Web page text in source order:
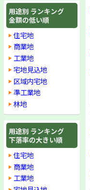
上川郡剣淵町
上川郡朝日町
上川郡風連町
上川郡下川町
中川郡美深町
中川郡音威子府村
中川郡中川町
増毛郡増毛町
留萌郡小平町
苫前郡苫前町
苫前郡羽幌町
苫前郡初山別村
天塩郡遠別町
天塩郡天塩町
天塩郡幌延町
宗谷郡猿払村
枝幸郡浜頓別町
枝幸郡中頓別町
枝幸郡枝幸町
枝幸郡歌登町
用途別 ランキング
金額の低い順
住宅地
商業地
工業地
宅地見込地
区域内宅地
準工業地
林地
用途別 ランキング
下落率の大きい順
住宅地
商業地
工業地